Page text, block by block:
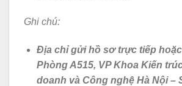
Ghi chú:
Địa chỉ gửi hồ sơ trực tiếp
Phòng A515, VP Khoa Kiến
doanh và Công nghệ Hà Nội –